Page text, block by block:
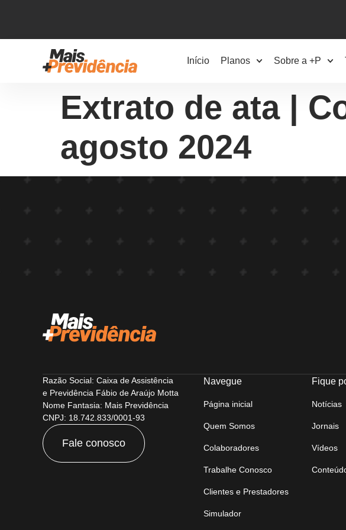
Início Planos Sobre a +P
Extrato de ata |
agosto 2024
Razão Social: Caixa de Assistência
e Previdência Fábio de Araújo Motta
Nome Fantasia: Mais Previdência
CNPJ: 18.742.833/0001-93
Fale conosco
Navegue
Página inicial
Quem Somos
Colaboradores
Trabalhe Conosco
Clientes e Prestadores
Simulador
Fique
Notícias
Jornais
Vídeos